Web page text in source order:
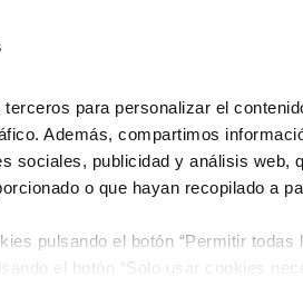
para personalizar el
Además, compartimos
sociales, publicidad y análisis web,
o que hayan recopilado a
pulsando el botón “Permitir
el botón “Solo usar cookies